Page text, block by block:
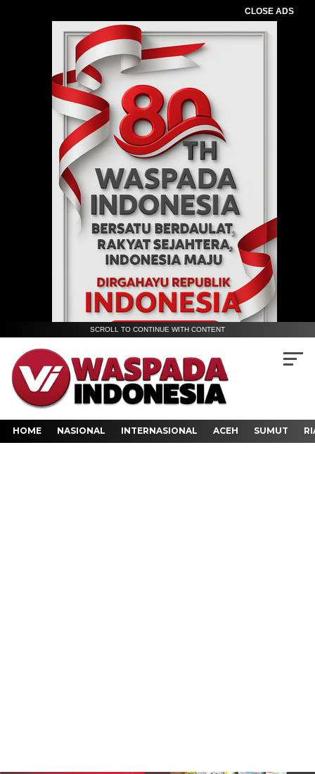
CLOSE ADS
SCROLL TO CONTINUE WITH CONTENT
HOME NASIONAL INTERNASIONAL ACEH SUMUT